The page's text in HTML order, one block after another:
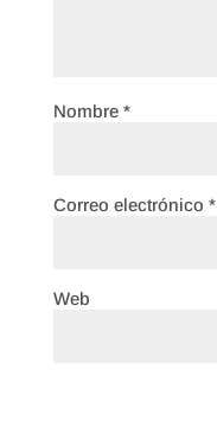
Nombre *
Correo electrónico *
Web